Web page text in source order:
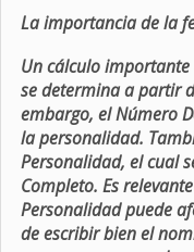
La importancia de la
Un cálculo importante
se determina a partir
embargo, el Número
la personalidad.
Personalidad, el cual
Completo. Es
Personalidad puede
de escribir bien el